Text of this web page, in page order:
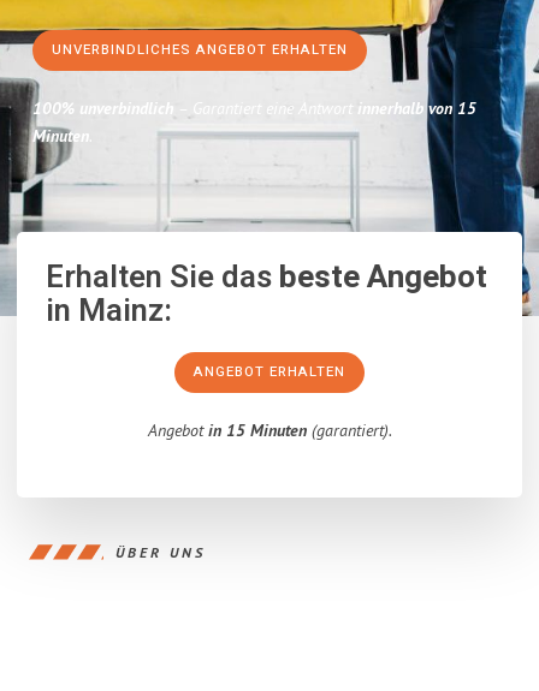
UNVERBINDLICHES ANGEBOT ERHALTEN
100% unverbindlich – Garantiert eine Antwort innerhalb von 15
Minuten.
Erhalten Sie dasbeste Angebot
in Mainz:
ANGEBOT ERHALTEN
Angebotin 15 Minuten(garantiert).
ÜBER UNS